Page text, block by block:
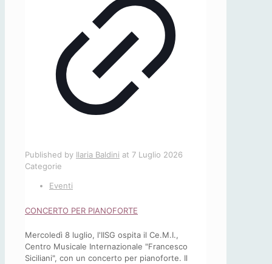
Published by Ilaria Baldini at 7 Luglio 2026
Categorie
Eventi
CONCERTO PER PIANOFORTE
Mercoledì 8 luglio, l'IISG ospita il Ce.M.I.,
Centro Musicale Internazionale "Francesco
Siciliani", con un concerto per pianoforte. Il